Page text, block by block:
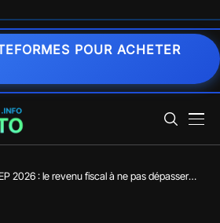
POUR ACHETER
2026 : le revenu fiscal à ne pas dépasser